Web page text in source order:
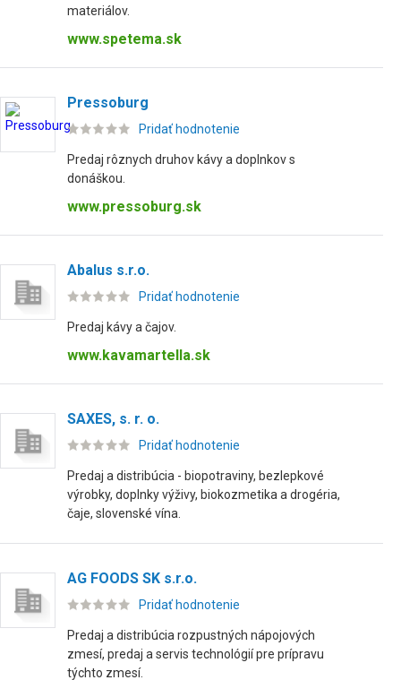
materiálov.
www.spetema.sk
Pressoburg
Pridať hodnotenie
Predaj rôznych druhov kávy a doplnkov s
donáškou.
www.pressoburg.sk
Abalus s.r.o.
Pridať hodnotenie
Predaj kávy a čajov.
www.kavamartella.sk
SAXES, s. r. o.
Pridať hodnotenie
Predaj a distribúcia - biopotraviny, bezlepkové
výrobky, doplnky výživy, biokozmetika a drogéria,
čaje, slovenské vína.
AG FOODS SK s.r.o.
Pridať hodnotenie
Predaj a distribúcia rozpustných nápojových
zmesí, predaj a servis technológií pre prípravu
týchto zmesí.